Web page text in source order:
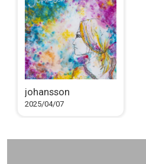
johansson
2025/04/07